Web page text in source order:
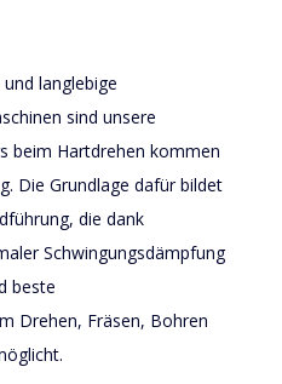
langlebige
sind unsere
beim Hartdrehen kommen
Die Grundlage dafür bildet
die dank
Schwingungsdämpfung
beste
Drehen, Fräsen, Bohren